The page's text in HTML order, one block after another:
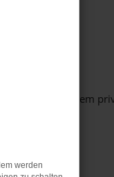
oder in einem
werden.
werden